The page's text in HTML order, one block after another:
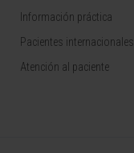
Información práctica
Pacientes internacionales
Atención al paciente